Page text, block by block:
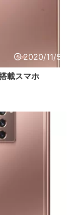
2020/11/5
載スマホ